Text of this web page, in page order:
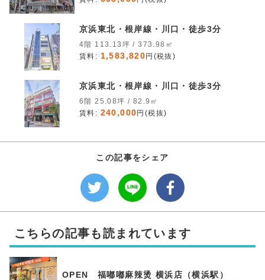
京浜東北・根岸線・川口・徒歩3分
4階 113.13坪 / 373.98㎡
賃料: 1,583,820 円(税抜)
京浜東北・根岸線・川口・徒歩3分
6階 25.08坪 / 82.9㎡
賃料: 240,000 円(税抜)
この記事をシェア
こちらの記事も読まれています
OPEN 福嘟嘟麻辣烫 横浜店（横浜駅）